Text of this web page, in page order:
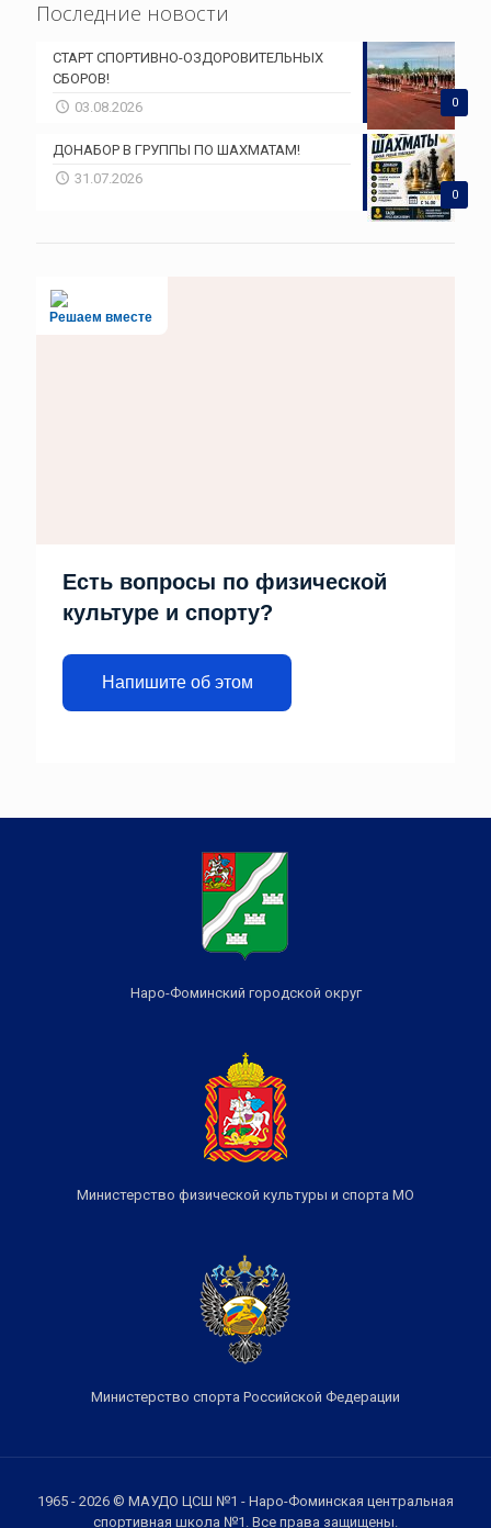
Последние новости
0
СТАРТ СПОРТИВНО-ОЗДОРОВИТЕЛЬНЫХ
СБОРОВ!
03.08.2026
0
ДОНАБОР В ГРУППЫ ПО ШАХМАТАМ!
31.07.2026
Решаем вместе
Есть вопросы по физической
культуре и спорту?
Напишите об этом
Наро-Фоминский городской округ
Министерство физической культуры и спорта МО
Министерство спорта Российской Федерации
1965 - 2026 © МАУДО ЦСШ №1 - Наро-Фоминская центральная
спортивная школа №1. Все права защищены.